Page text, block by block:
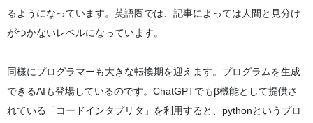
るようになっています。英語圏では、記事によっては人間と見分け
がつかないレベルになっています。
同様にプログラマーも大きな転換期を迎えます。プログラムを生成
できるAIも登場しているのです。ChatGPTでもβ機能として提供さ
れている「コードインタプリタ」を利用すると、pythonというプロ